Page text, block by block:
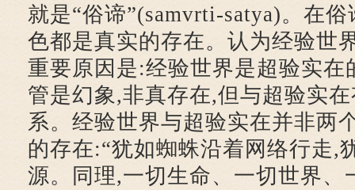
就是“俗谛”(samvrti-satya)。在
色都是真实的存在。认为经验世
重要原因是:经验世界是超验实在
管是幻象,非真存在,但与超验实
系。经验世界与超验实在并非两
的存在:“犹如蜘蛛沿着网络行走,
源。同理,一切生命、一切世界、